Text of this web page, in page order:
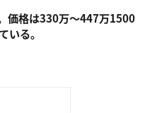
価格は330万〜447万1500
いる。